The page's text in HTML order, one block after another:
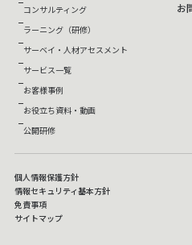
コンサルティング
ラーニング（研修）
サーベイ・人材アセスメント
サービス一覧
お客様事例
お役立ち資料・動画
公開研修
お
個人情報保護方針
情報セキュリティ基本方針
免責事項
サイトマップ